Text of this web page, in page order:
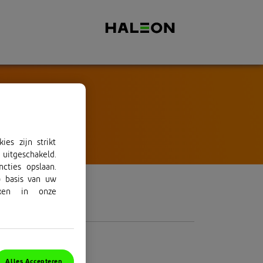
zijn strikt
opslaan.
basis van uw
in onze
Alles Accepteren